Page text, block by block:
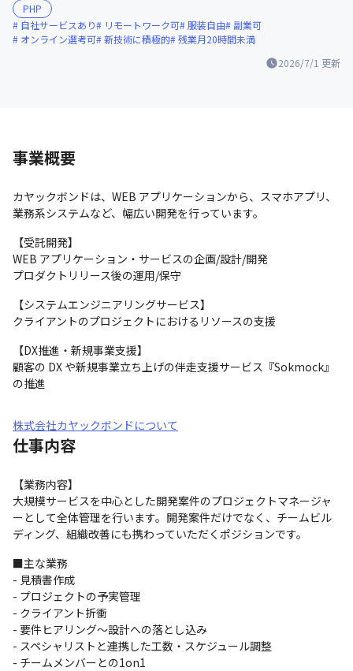
2026/7/1 更新
PHP
自社サービスあり
リモートワーク可 服装自由
副業可
オンライン選考可 新技術に積極的 残業月20時間未満
事業概要
カヤックボンドは、WEB アプリケーションから、スマホアプリ、
業務系システムなど、幅広い開発を行っています。
【受託開発】
WEB アプリケーション・サービスの企画/設計/開発
プロダクトリリース後の運用/保守
【システムエンジニアリングサービス】
クライアントのプロジェクトにおけるリソースの支援
【DX推進・新規事業支援】
顧客の DX や新規事業立ち上げの伴走支援サービス『Sokmock』
の推進
株式会社カヤックボンドについて
仕事内容
【業務内容】
大規模サービスを中心とした開発案件のプロジェクトマネージャ
ーとして全体管理を行います。開発案件だけでなく、チームビル
ディング、組織改善にも携わっていただくポジションです。
■主な業務
- 見積書作成
- プロジェクトの予実管理
- クライアント折衝
- 要件ヒアリング～設計への落とし込み
- スペシャリストと連携した工数・スケジュール調整
- チームメンバーとの1on1